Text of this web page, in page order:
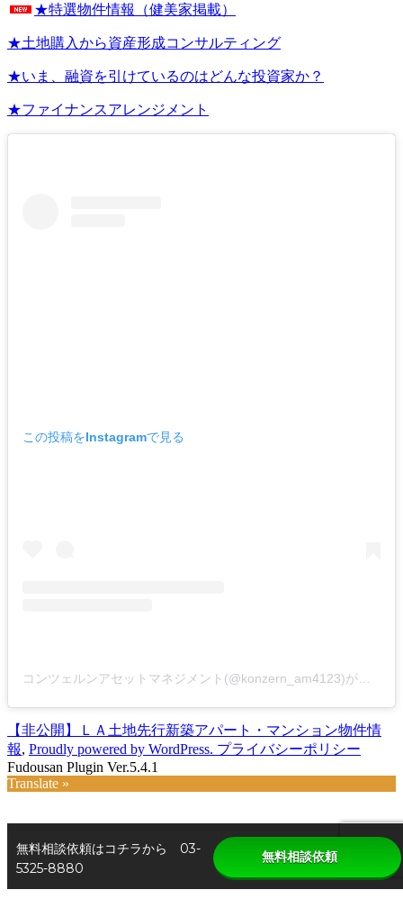
★特選物件情報（健美家掲載）
★土地購入から資産形成コンサルティング
★いま、融資を引けているのはどんな投資家か？
★ファイナンスアレンジメント
この投稿をInstagramで見る
【非公開】ＬＡ土地先行新築アパート・マンション物件情
報, Proudly powered by WordPress. プライバシーポリシー
Fudousan Plugin Ver.5.4.1
Translate »
無料相談依頼はコチラから 03-
5325-8880
無料相談依頼